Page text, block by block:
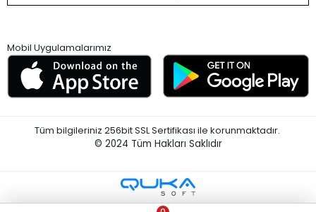
Mobil Uygulamalarımız
Tüm bilgileriniz 256bit SSL Sertifikası ile korunmaktadır.
© 2024 Tüm Hakları Saklıdır